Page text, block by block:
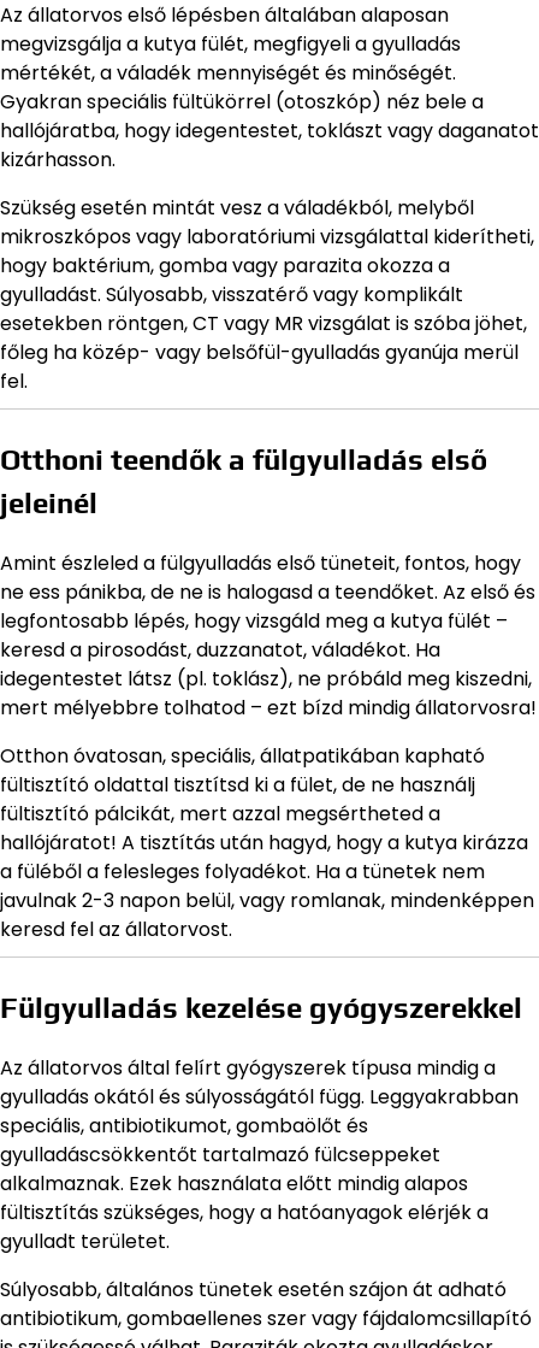
Az állatorvos első lépésben általában alaposan
megvizsgálja a kutya fülét, megfigyeli a gyulladás
mértékét, a váladék mennyiségét és minőségét.
Gyakran speciális fültükörrel (otoszkóp) néz bele a
hallójáratba, hogy idegentestet, toklászt vagy daganatot
kizárhasson.
Szükség esetén mintát vesz a váladékból, melyből
mikroszkópos vagy laboratóriumi vizsgálattal kiderítheti,
hogy baktérium, gomba vagy parazita okozza a
gyulladást. Súlyosabb, visszatérő vagy komplikált
esetekben röntgen, CT vagy MR vizsgálat is szóba jöhet,
főleg ha közép- vagy belsőfül-gyulladás gyanúja merül
fel.
Otthoni teendők a fülgyulladás első
jeleinél
Amint észleled a fülgyulladás első tüneteit, fontos, hogy
ne ess pánikba, de ne is halogasd a teendőket. Az első és
legfontosabb lépés, hogy vizsgáld meg a kutya fülét –
keresd a pirosodást, duzzanatot, váladékot. Ha
idegentestet látsz (pl. toklász), ne próbáld meg kiszedni,
mert mélyebbre tolhatod – ezt bízd mindig állatorvosra!
Otthon óvatosan, speciális, állatpatikában kapható
fültisztító oldattal tisztítsd ki a fület, de ne használj
fültisztító pálcikát, mert azzal megsértheted a
hallójáratot! A tisztítás után hagyd, hogy a kutya kirázza
a füléből a felesleges folyadékot. Ha a tünetek nem
javulnak 2-3 napon belül, vagy romlanak, mindenképpen
keresd fel az állatorvost.
Fülgyulladás kezelése gyógyszerekkel
Az állatorvos által felírt gyógyszerek típusa mindig a
gyulladás okától és súlyosságától függ. Leggyakrabban
speciális, antibiotikumot, gombaölőt és
gyulladáscsökkentőt tartalmazó fülcseppeket
alkalmaznak. Ezek használata előtt mindig alapos
fültisztítás szükséges, hogy a hatóanyagok elérjék a
gyulladt területet.
Súlyosabb, általános tünetek esetén szájon át adható
antibiotikum, gombaellenes szer vagy fájdalomcsillapító